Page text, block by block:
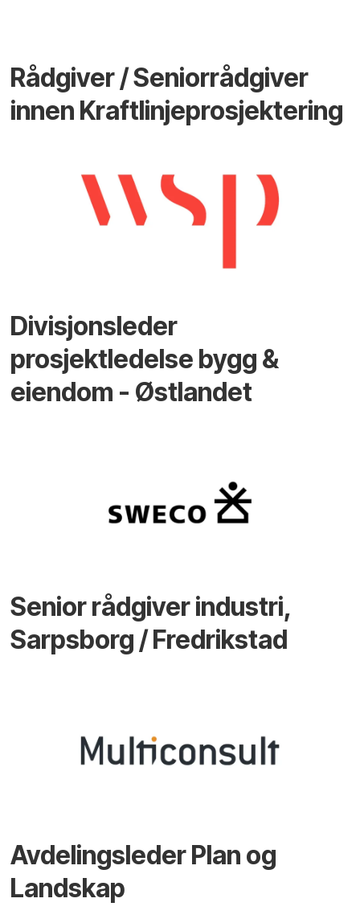
Rådgiver / Seniorrådgiver
innen Kraftlinjeprosjektering
Divisjonsleder
prosjektledelse bygg &
eiendom - Østlandet
Senior rådgiver industri,
Sarpsborg / Fredrikstad
Avdelingsleder Plan og
Landskap